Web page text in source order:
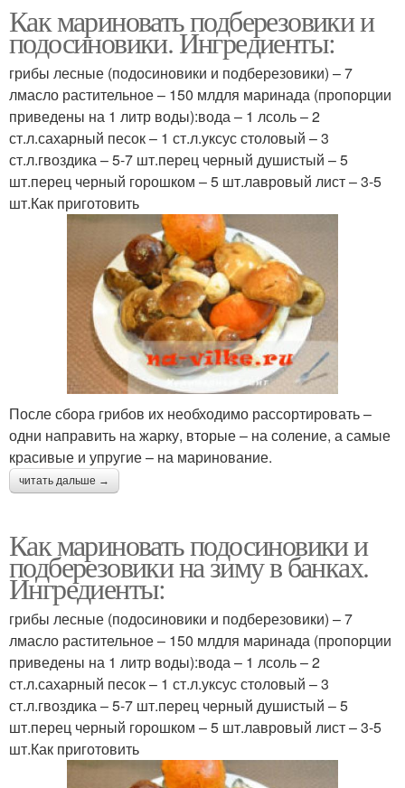
Жареные подосиновики
Подосиновики в пряном
маринаде
Как мариновать подберезовики и
подосиновики. Ингредиенты:
грибы лесные (подосиновики и подберезовики) – 7
лмасло растительное – 150 млдля маринада (пропорции
приведены на 1 литр воды):вода – 1 лсоль – 2
ст.л.сахарный песок – 1 ст.л.уксус столовый – 3
ст.л.гвоздика – 5-7 шт.перец черный душистый – 5
шт.перец черный горошком – 5 шт.лавровый лист – 3-5
шт.Как приготовить
После сбора грибов их необходимо рассортировать –
одни направить на жарку, вторые – на соление, а самые
красивые и упругие – на маринование.
читать дальше →
Как мариновать подосиновики и
подберезовики на зиму в банках.
Ингредиенты:
грибы лесные (подосиновики и подберезовики) – 7
лмасло растительное – 150 млдля маринада (пропорции
приведены на 1 литр воды):вода – 1 лсоль – 2
ст.л.сахарный песок – 1 ст.л.уксус столовый – 3
ст.л.гвоздика – 5-7 шт.перец черный душистый – 5
шт.перец черный горошком – 5 шт.лавровый лист – 3-5
шт.Как приготовить